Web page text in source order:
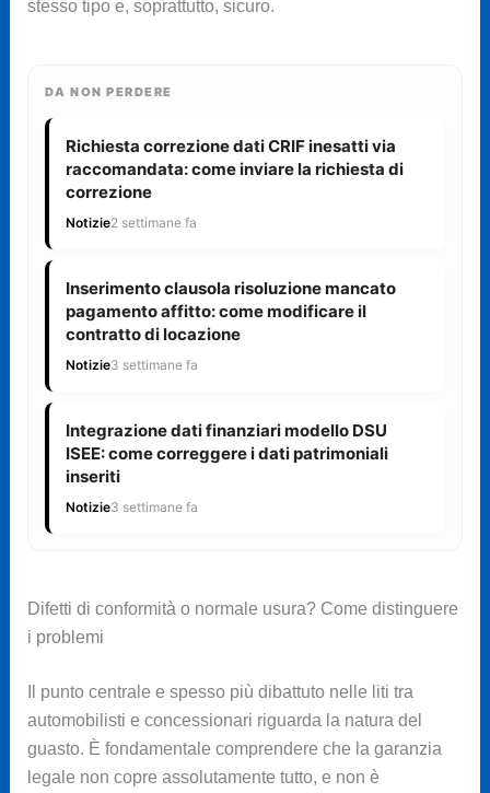
stesso tipo e, soprattutto, sicuro.
DA NON PERDERE
Richiesta correzione dati CRIF inesatti via
raccomandata: come inviare la richiesta di
correzione
Notizie2 settimane fa
Inserimento clausola risoluzione mancato
pagamento affitto: come modificare il
contratto di locazione
Notizie3 settimane fa
Integrazione dati finanziari modello DSU
ISEE: come correggere i dati patrimoniali
inseriti
Notizie3 settimane fa
Difetti di conformità o normale usura? Come distinguere
i problemi
Il punto centrale e spesso più dibattuto nelle liti tra
automobilisti e concessionari riguarda la natura del
guasto. È fondamentale comprendere che la garanzia
legale non copre assolutamente tutto, e non è